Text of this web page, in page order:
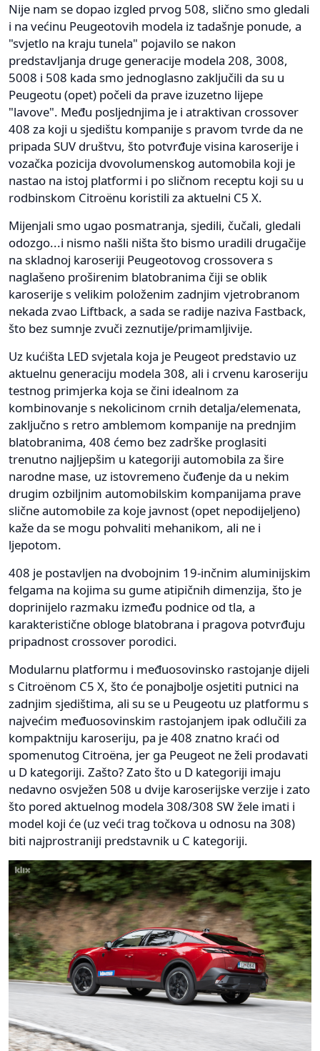
Nije nam se dopao izgled prvog 508, slično smo gledali
i na većinu Peugeotovih modela iz tadašnje ponude, a
"svjetlo na kraju tunela" pojavilo se nakon
predstavljanja druge generacije modela 208, 3008,
5008 i 508 kada smo jednoglasno zaključili da su u
Peugeotu (opet) počeli da prave izuzetno lijepe
"lavove". Među posljednjima je i atraktivan crossover
408 za koji u sjedištu kompanije s pravom tvrde da ne
pripada SUV društvu, što potvrđuje visina karoserije i
vozačka pozicija dvovolumenskog automobila koji je
nastao na istoj platformi i po sličnom receptu koji su u
rodbinskom Citroënu koristili za aktuelni C5 X.
Mijenjali smo ugao posmatranja, sjedili, čučali, gledali
odozgo...i nismo našli ništa što bismo uradili drugačije
na skladnoj karoseriji Peugeotovog crossovera s
naglašeno proširenim blatobranima čiji se oblik
karoserije s velikim položenim zadnjim vjetrobranom
nekada zvao Liftback, a sada se radije naziva Fastback,
što bez sumnje zvuči zeznutije/primamljivije.
Uz kućišta LED svjetala koja je Peugeot predstavio uz
aktuelnu generaciju modela 308, ali i crvenu karoseriju
testnog primjerka koja se čini idealnom za
kombinovanje s nekolicinom crnih detalja/elemenata,
zaključno s retro amblemom kompanije na prednjim
blatobranima, 408 ćemo bez zadrške proglasiti
trenutno najljepšim u kategoriji automobila za šire
narodne mase, uz istovremeno čuđenje da u nekim
drugim ozbiljnim automobilskim kompanijama prave
slične automobile za koje javnost (opet nepodijeljeno)
kaže da se mogu pohvaliti mehanikom, ali ne i
ljepotom.
408 je postavljen na dvobojnim 19-inčnim aluminijskim
felgama na kojima su gume atipičnih dimenzija, što je
doprinijelo razmaku između podnice od tla, a
karakteristične obloge blatobrana i pragova potvrđuju
pripadnost crossover porodici.
Modularnu platformu i međuosovinsko rastojanje dijeli
s Citroënom C5 X, što će ponajbolje osjetiti putnici na
zadnjim sjedištima, ali su se u Peugeotu uz platformu s
najvećim međuosovinskim rastojanjem ipak odlučili za
kompaktniju karoseriju, pa je 408 znatno kraći od
spomenutog Citroëna, jer ga Peugeot ne želi prodavati
u D kategoriji. Zašto? Zato što u D kategoriji imaju
nedavno osvježen 508 u dvije karoserijske verzije i zato
što pored aktuelnog modela 308/308 SW žele imati i
model koji će (uz veći trag točkova u odnosu na 308)
biti najprostraniji predstavnik u C kategoriji.